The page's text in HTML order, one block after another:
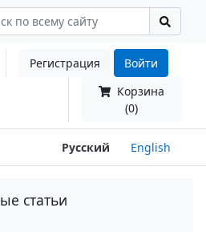
Регистрация
Войти
Корзина
(0)
Русский English
статьи